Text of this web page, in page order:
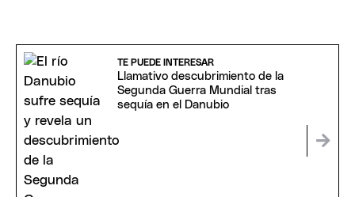
TE PUEDE INTERESAR
Llamativo descubrimiento de la
Segunda Guerra Mundial tras
sequía en el Danubio